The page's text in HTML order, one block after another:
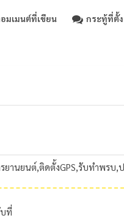
มเมนต์ที่เขียน กระทู้ที่ตั้ง
ยานยนต์,ติดตั้งGPS,รับทำพรบ
ที่